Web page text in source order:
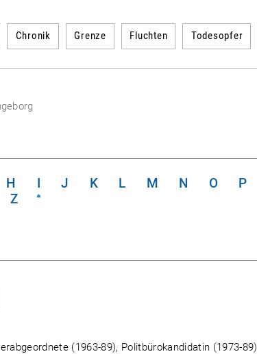
Chronik Grenze Fluchten Todesopfer
H I J K L M N O
P
Z
(1963-89), Politbürokandidatin (1973-89)